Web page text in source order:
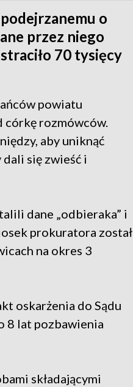
o
przez niego
70 tysięcy
powiatu
córkę rozmówców.
aby uniknąć
się zwieść i
dane „odbieraka” i
prokuratora został
na okres 3
oskarżenia do Sądu
8 lat pozbawienia
składającymi